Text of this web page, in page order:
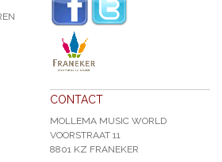
CONTACT
MOLLEMA MUSIC WORLD
VOORSTRAAT 11
8801 KZ FRANEKER